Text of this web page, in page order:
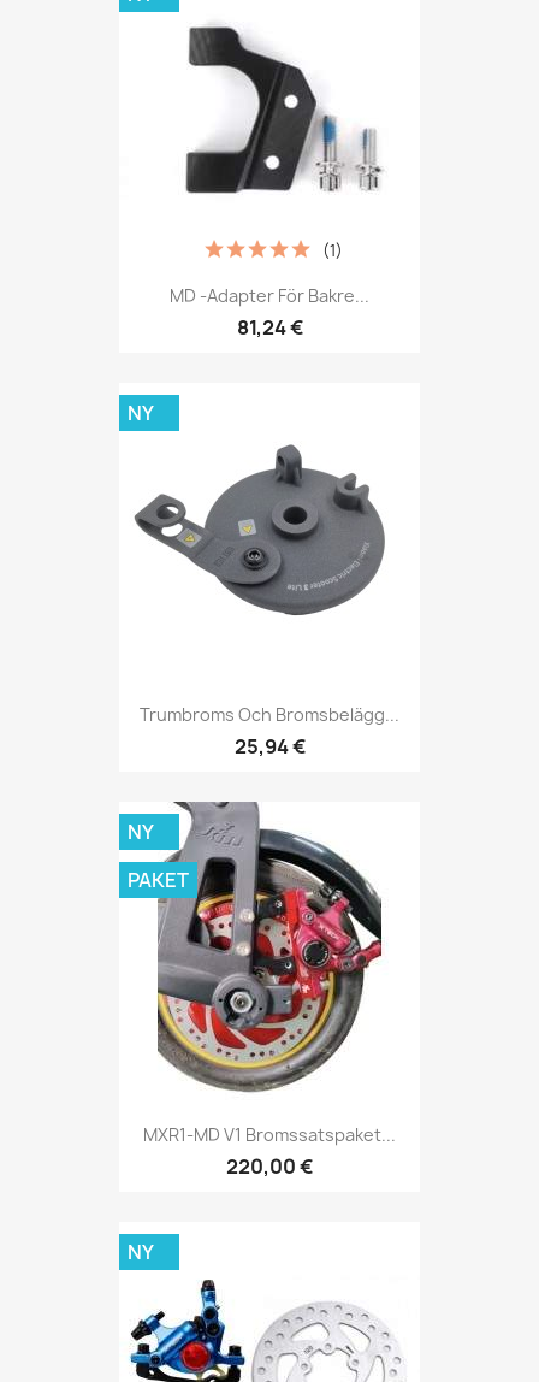
MD -adapter För Bakre...
81,24 €
(1)
Trumbroms Och Bromsbelägg...
25,94 €
NY
MXR1-MD V1 Bromssatspaket...
220,00 €
NY
PAKET
NY